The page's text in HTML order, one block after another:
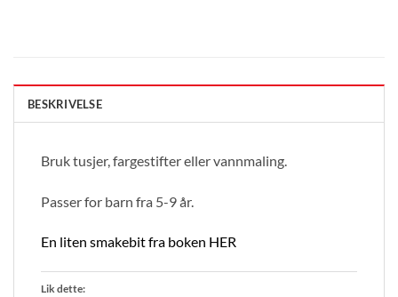
BESKRIVELSE
Bruk tusjer, fargestifter eller vannmaling.
Passer for barn fra 5-9 år.
En liten smakebit fra boken HER
Lik dette: